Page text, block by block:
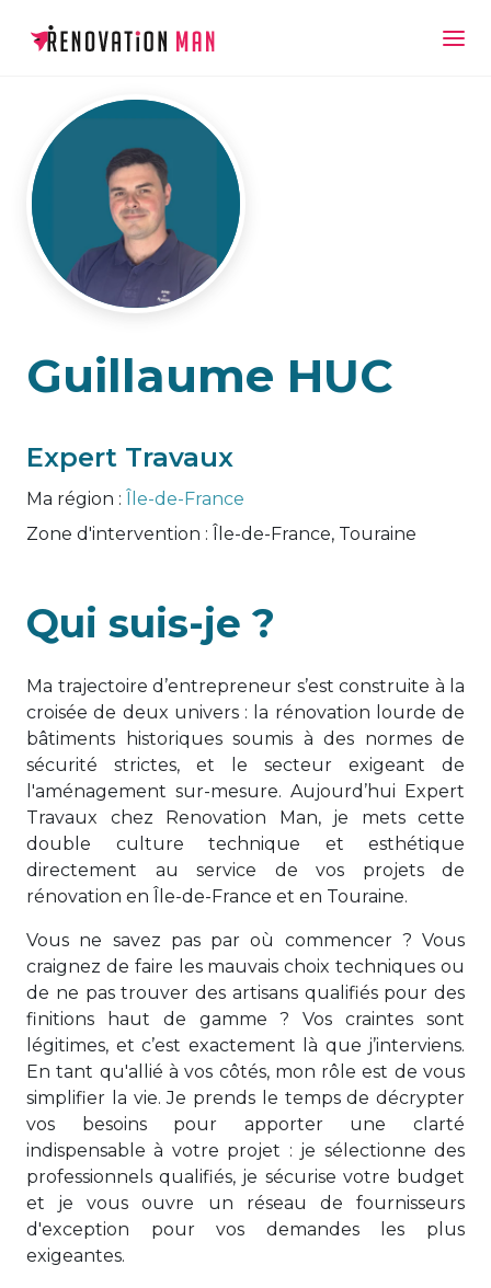
Guillaume HUC
Expert Travaux
Ma région : Île-de-France
Zone d'intervention : Île-de-France, Touraine
Qui suis-je ?
Ma trajectoire d’entrepreneur s’est construite à la
croisée de deux univers : la rénovation lourde de
bâtiments historiques soumis à des normes de
sécurité strictes, et le secteur exigeant de
l'aménagement sur-mesure. Aujourd’hui Expert
Travaux chez Renovation Man, je mets cette
double culture technique et esthétique
directement au service de vos projets de
rénovation en Île-de-France et en Touraine.
Vous ne savez pas par où commencer ? Vous
craignez de faire les mauvais choix techniques ou
de ne pas trouver des artisans qualifiés pour des
finitions haut de gamme ? Vos craintes sont
légitimes, et c’est exactement là que j’interviens.
En tant qu'allié à vos côtés, mon rôle est de vous
simplifier la vie. Je prends le temps de décrypter
vos besoins pour apporter une clarté
indispensable à votre projet : je sélectionne des
professionnels qualifiés, je sécurise votre budget
et je vous ouvre un réseau de fournisseurs
d'exception pour vos demandes les plus
exigeantes.